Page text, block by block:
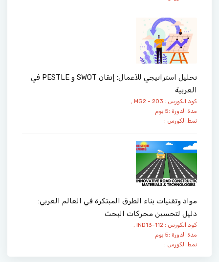
تحليل استراتيجي للأعمال: إتقان SWOT و PESTLE في
العربية
كود الكورس : MG2 - 203 ,
مدة الدورة :5 يوم
نمط الكورس :
مواد وتقنيات بناء الطرق المبتكرة في العالم العربي:
دليل لتحسين محركات البحث
كود الكورس : IND13-112 ,
مدة الدورة :5 يوم
نمط الكورس :